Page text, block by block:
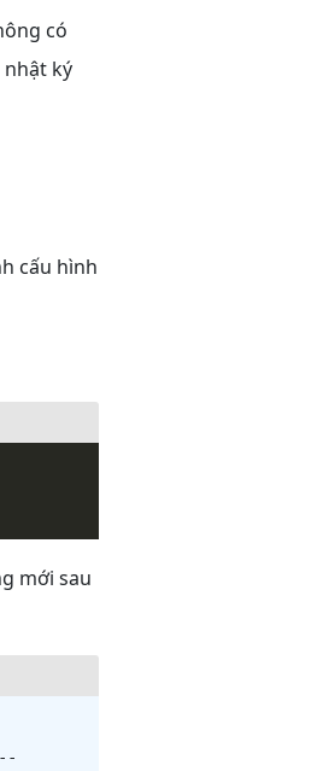
có
nhật ký
cấu hình
mới sau